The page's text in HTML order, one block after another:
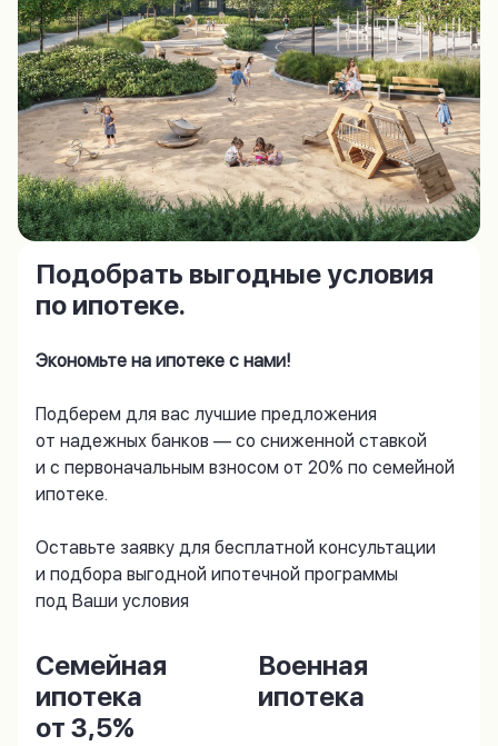
Подобрать выгодные условия
по ипотеке.
Экономьте на ипотеке с нами!
Подберем для вас лучшие предложения
от надежных банков — со сниженной ставкой
и с первоначальным взносом от 20% по семейной
ипотеке.
Оставьте заявку для бесплатной консультации
и подбора выгодной ипотечной программы
под Ваши условия
Семейная
ипотека
от 3,5%
Военная
ипотека